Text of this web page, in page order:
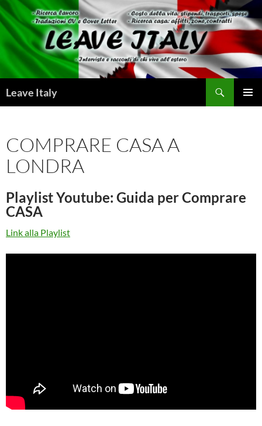
Skip
to
content
Leave Italy
COMPRARE CASA A
LONDRA
Playlist Youtube: Guida per Comprare
CASA
Link alla Playlist